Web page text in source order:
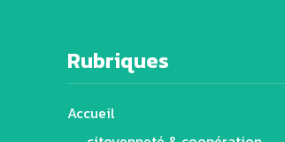
Rubriques
Accueil